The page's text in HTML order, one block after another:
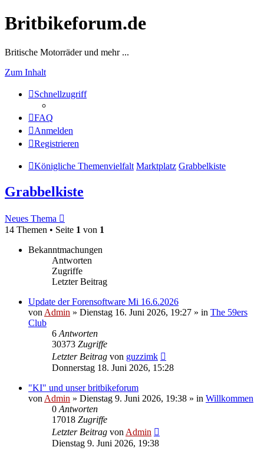
Britbikeforum.de
Britische Motorräder und mehr ...
Zum Inhalt
Schnellzugriff
FAQ
Anmelden
Registrieren
Königliche Themenvielfalt Marktplatz Grabbelkiste
Grabbelkiste
Neues Thema
14 Themen • Seite 1 von 1
Bekanntmachungen
Antworten
Zugriffe
Letzter Beitrag
Update der Forensoftware Mi 16.6.2026
von Admin » Dienstag 16. Juni 2026, 19:27 » in The 59ers
Club
6 Antworten
30373 Zugriffe
Letzter Beitrag von guzzimk
Donnerstag 18. Juni 2026, 15:28
"KI" und unser britbikeforum
von Admin » Dienstag 9. Juni 2026, 19:38 » in Willkommen
0 Antworten
17018 Zugriffe
Letzter Beitrag von Admin
Dienstag 9. Juni 2026, 19:38